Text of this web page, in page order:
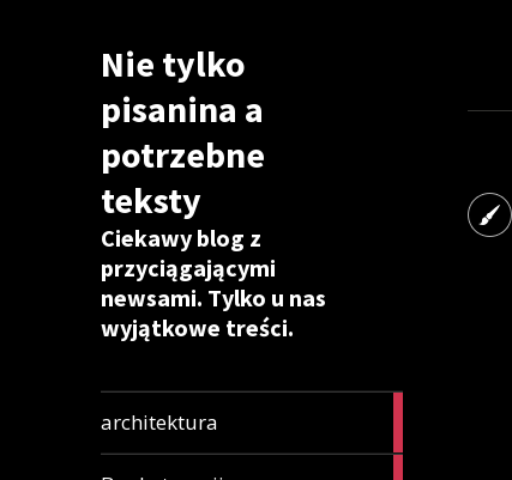
Nie tylko
pisanina a
potrzebne
teksty
Ciekawy blog z
przyciągającymi
newsami. Tylko u nas
wyjątkowe treści.
architektura